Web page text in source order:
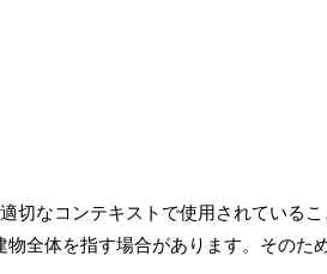
切なコンテキストで使用されている
全体を指す場合があります。そのた